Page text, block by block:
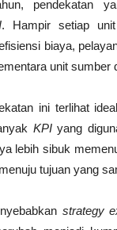
pendekatan
. Hampir setiap unit
biaya,
unit
ini terlihat
KPIyang
lebih sibuk
tujuan yang
strategy